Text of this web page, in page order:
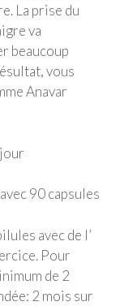
La prise du
va
beaucoup
vous
Anavar
90 capsules
avec de l’
Pour
de 2
2 mois sur